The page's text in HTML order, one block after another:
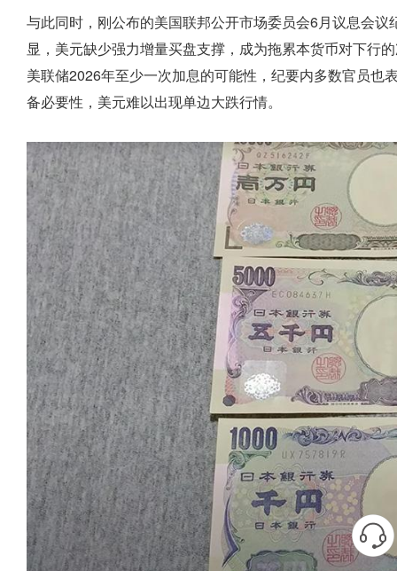
与此同时，刚公布的美国联邦公开市场委员会6月议息会
显，美元缺少强力增量买盘支撑，成为拖累本货币对下行
美联储2026年至少一次加息的可能性，纪要内多数官员也
备必要性，美元难以出现单边大跌行情。